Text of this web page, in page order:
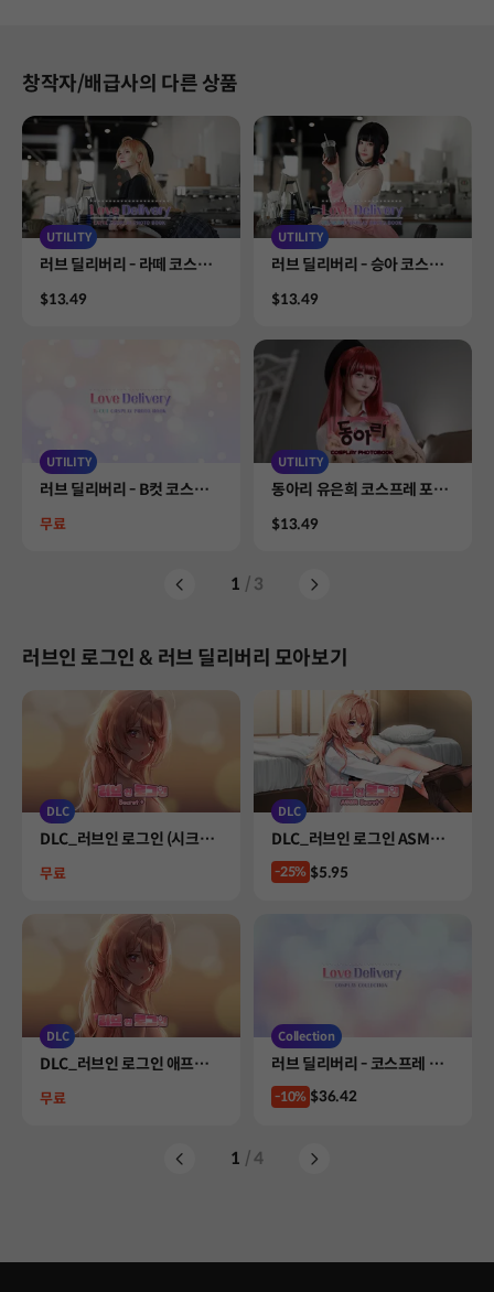
창작자/배급사의 다른 상품
UTILITY
Product
러브 딜리버리 - 라떼 코스프
Price
$13.49
UTILITY
Product
러브 딜리버리 - 승아 코스프
Price
$13.49
UTILITY
Product
러브 딜리버리 - B컷 코스프레
Price
무료
UTILITY
Product
동아리 유은희 코스프레 포토
Price
$13.49
1 / 3
러브인 로그인 & 러브 딜리버리 모아보기
DLC
Product
DLC_러브인 로그인 (시크릿
툰
Price
무료
DLC
Product
DLC_러브인 로그인 ASMR
(시크릿 플러스)
-25% Price
$5.95
DLC
Product
DLC_러브인 로그인 애프터
Price
무료
Collection
Product
러브 딜리버리 - 코스프레 컬
렉션
-10% Price
$36.42
1 / 4